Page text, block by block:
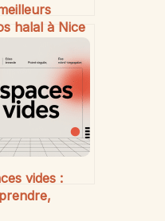
halal à Nice
une
authentique
vides :